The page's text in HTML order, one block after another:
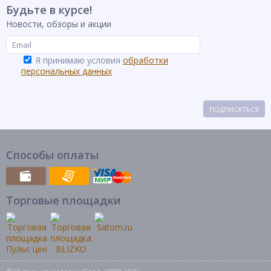
Тип товара
каркасный
Бренд
BestWay
Будьте в курсе!
Новости, обзоры и акции
Я принимаю условия обработки
персональных данных
ПОДПИСАТЬСЯ
Способы оплаты
Торговые площадки